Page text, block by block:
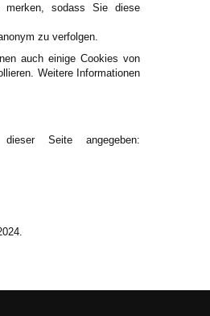
merken, sodass Sie diese
zu verfolgen.
auch einige Cookies von
Weitere Informationen
Seite angegeben: